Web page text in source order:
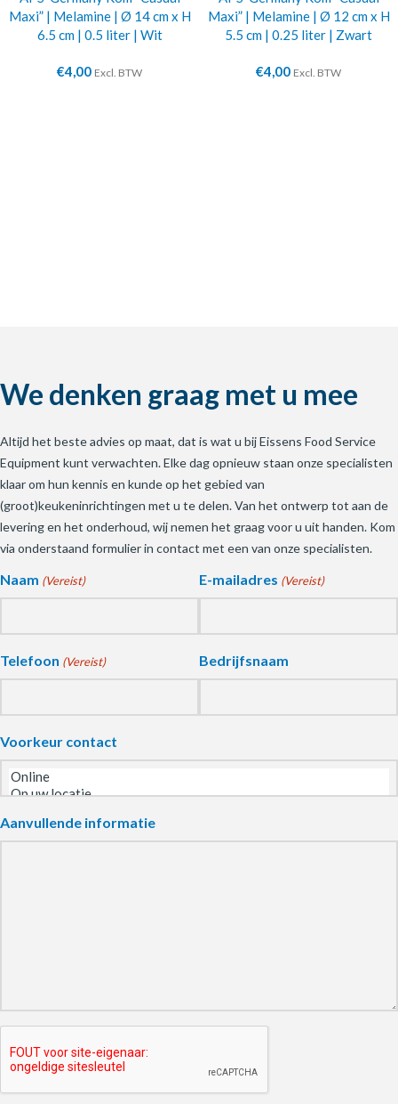
Maxi” | Melamine | Ø 14 cm x H
6.5 cm | 0.5 liter | Wit
€4,00 Excl. BTW
Maxi” | Melamine | Ø 12 cm x H
5.5 cm | 0.25 liter | Zwart
€4,00 Excl. BTW
We denken graag met u mee
Altijd het beste advies op maat, dat is wat u bij Eissens Food Service
Equipment kunt verwachten. Elke dag opnieuw staan onze specialisten
klaar om hun kennis en kunde op het gebied van
(groot)keukeninrichtingen met u te delen. Van het ontwerp tot aan de
levering en het onderhoud, wij nemen het graag voor u uit handen. Kom
via onderstaand formulier in contact met een van onze specialisten.
Naam (Vereist) E-mailadres (Vereist)
Telefoon (Vereist) Bedrijfsnaam
Voorkeur contact
Aanvullende informatie